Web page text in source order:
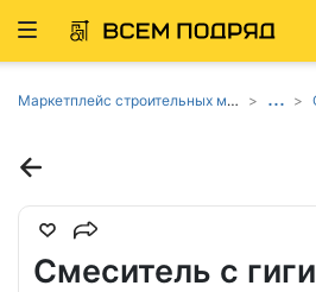
Развернуть
Маркетплейс строительных материалов и товаров ...
Смеситель с